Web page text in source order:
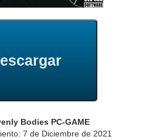
Bodies PC-GAME
7 de Diciembre de 2021